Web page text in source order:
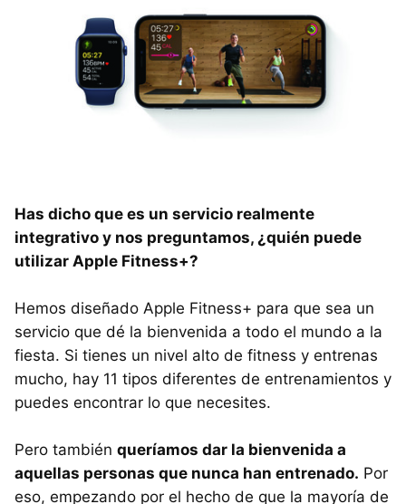
Has dicho que es un servicio realmente
integrativo y nos preguntamos, ¿quién puede
utilizar Apple Fitness+?
Hemos diseñado Apple Fitness+ para que sea un
servicio que dé la bienvenida a todo el mundo a la
fiesta. Si tienes un nivel alto de fitness y entrenas
mucho, hay 11 tipos diferentes de entrenamientos y
puedes encontrar lo que necesites.
Pero también queríamos dar la bienvenida a
aquellas personas que nunca han entrenado. Por
eso, empezando por el hecho de que la mayoría de